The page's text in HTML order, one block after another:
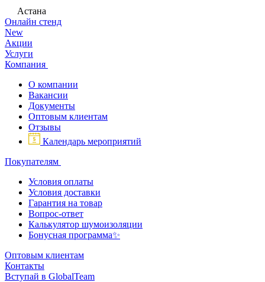
Астана
Онлайн стенд
New
Акции
Услуги
Компания
О компании
Вакансии
Документы
Оптовым клиентам
Отзывы
Календарь мероприятий
Покупателям
Условия оплаты
Условия доставки
Гарантия на товар
Вопрос-ответ
Калькулятор шумоизоляции
Бонусная программа✨
Оптовым клиентам
Контакты
Вступай в GlobalTeam